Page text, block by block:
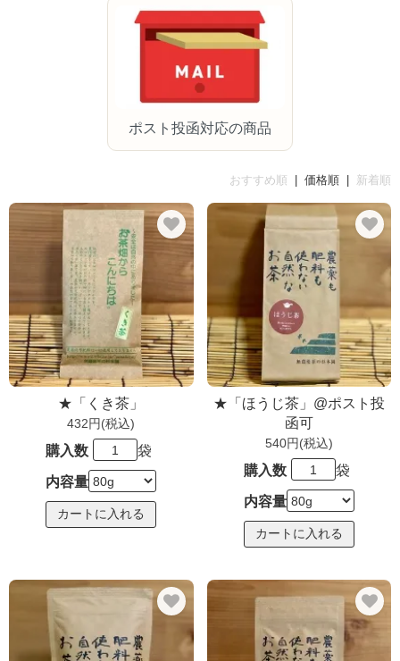
ポスト投函対応の商品
おすすめ順 | 価格順 | 新着順
★「くき茶」
432円(税込)
購入数 袋
内容量
★「ほうじ茶」@ポスト投
函可
540円(税込)
購入数 袋
内容量